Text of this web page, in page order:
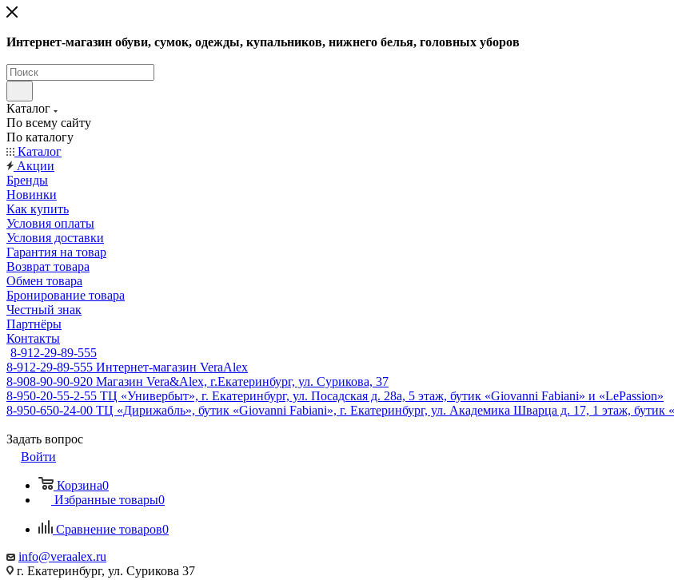
Интернет-магазин обуви, сумок, одежды, купальников, нижнего белья, головных уборов
Каталог
По всему сайту
По каталогу
Каталог
Акции
Бренды
Новинки
Как купить
Условия оплаты
Условия доставки
Гарантия на товар
Возврат товара
Обмен товара
Бронирование товара
Честный знак
Партнёры
Контакты
8-912-29-89-555
8-912-29-89-555 Интернет-магазин VeraAlex
8-908-90-90-920 Магазин Vera&Alex, г.Екатеринбург, ул. Сурикова, 37
8-950-20-55-2-55 ТЦ «Универбыт», г. Екатеринбург, ул. Посадская д. 28а, 5 этаж, бутик «Giovanni Fabiani» и «LePassion»
8-950-650-24-00 ТЦ «Дирижабль», бутик «Giovanni Fabiani», г. Екатеринбург, ул. Академика Шварца д. 17, 1 этаж, бутик
Задать вопрос
Войти
Корзина0
Избранные товары0
Сравнение товаров0
info@veraalex.ru
г. Екатеринбург, ул. Сурикова 37